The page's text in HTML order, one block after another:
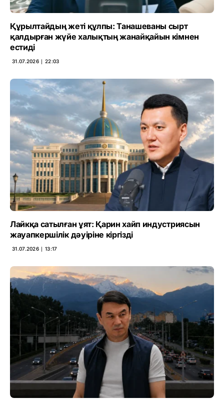
Құрылтайдың жеті құлпы: Танашеваны сырт
қалдырған жүйе халықтың жанайқайын кімнен
естиді
31.07.2026 ∣ 22:03
Лайкқа сатылған ұят: Қарин хайп индустриясын
жауапкершілік дәуіріне кіргізді
31.07.2026 ∣ 13:17